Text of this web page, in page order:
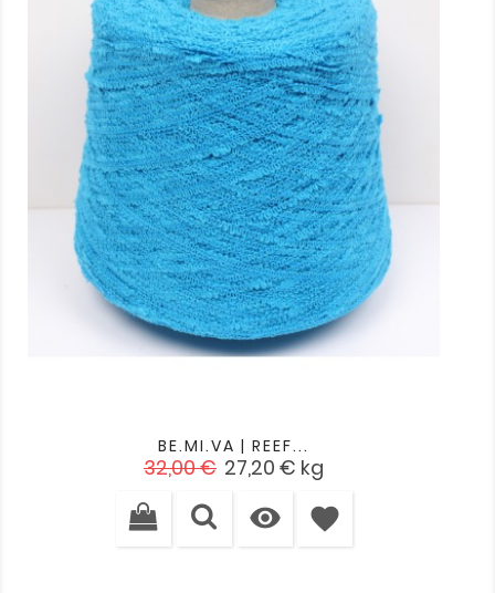
BE.MI.VA | REEF...
Verkaufspreis
32,00 € Preis
27,20 € kg
 favorite